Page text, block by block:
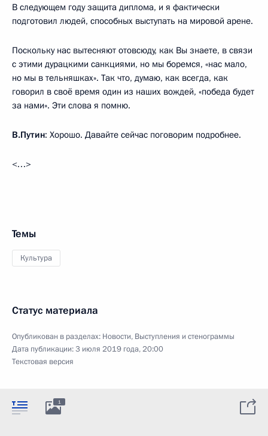
В следующем году защита диплома, и я фактически
подготовил людей, способных выступать на мировой арене.
Поскольку нас вытесняют отовсюду, как Вы знаете, в связи
с этими дурацкими санкциями, но мы боремся, «нас мало,
но мы в тельняшках». Так что, думаю, как всегда, как
говорил в своё время один из наших вождей, «победа будет
за нами». Эти слова я помню.
В.Путин: Хорошо. Давайте сейчас поговорим подробнее.
<…>
Темы
Культура
Статус материала
Опубликован в разделах: Новости, Выступления и стенограммы
Дата публикации:3 июля 2019 года, 20:00
Текстовая версия
1